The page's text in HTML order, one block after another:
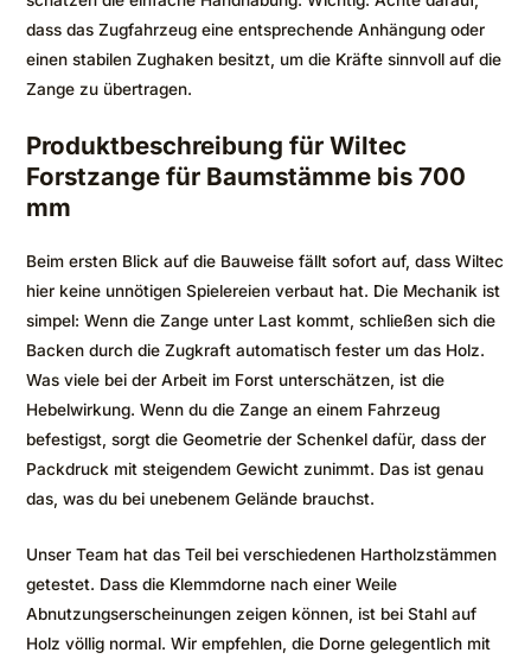
dass das Zugfahrzeug eine entsprechende Anhängung oder
einen stabilen Zughaken besitzt, um die Kräfte sinnvoll auf die
Zange zu übertragen.
Produktbeschreibung für Wiltec
Forstzange für Baumstämme bis 700
mm
Beim ersten Blick auf die Bauweise fällt sofort auf, dass Wiltec
hier keine unnötigen Spielereien verbaut hat. Die Mechanik ist
simpel: Wenn die Zange unter Last kommt, schließen sich die
Backen durch die Zugkraft automatisch fester um das Holz.
Was viele bei der Arbeit im Forst unterschätzen, ist die
Hebelwirkung. Wenn du die Zange an einem Fahrzeug
befestigst, sorgt die Geometrie der Schenkel dafür, dass der
Packdruck mit steigendem Gewicht zunimmt. Das ist genau
das, was du bei unebenem Gelände brauchst.
Unser Team hat das Teil bei verschiedenen Hartholzstämmen
getestet. Dass die Klemmdorne nach einer Weile
Abnutzungserscheinungen zeigen können, ist bei Stahl auf
Holz völlig normal. Wir empfehlen, die Dorne gelegentlich mit